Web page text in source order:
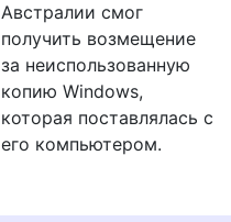
Австралии смог
получить возмещение
за неиспользованную
копию Windows,
которая поставлялась с
его компьютером.